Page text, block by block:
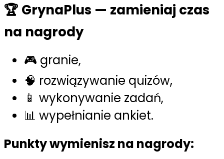
🏆 GrynaPlus — zamieniaj czas
na nagrody
🎮 granie,
🧠 rozwiązywanie quizów,
📱 wykonywanie zadań,
📊 wypełnianie ankiet.
Punkty wymienisz na nagrody: